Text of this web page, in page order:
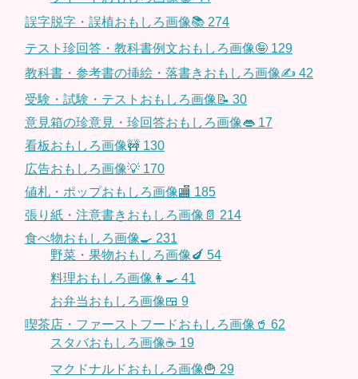
誤字脱字・誤植おもしろ画像📚 274
テスト珍回答・教科書例文おもしろ画像🤪 129
教科書・参考書の挿絵・落書きおもしろ画像✍️ 42
受験・試験・テストおもしろ画像📝 30
意見箱の珍意見・珍回答おもしろ画像👄 17
看板おもしろ画像🚧 130
広告おもしろ画像💡 170
値札・ポップおもしろ画像🏬 185
張り紙・注意書きおもしろ画像📄 214
食べ物おもしろ画像🍳 231
野菜・果物おもしろ画像🍆 54
料理おもしろ画像👩‍🍳 41
お弁当おもしろ画像🍱 9
喫茶店・ファーストフードおもしろ画像🥤 62
スタバおもしろ画像☕️ 19
マクドナルドおもしろ画像🍟 29